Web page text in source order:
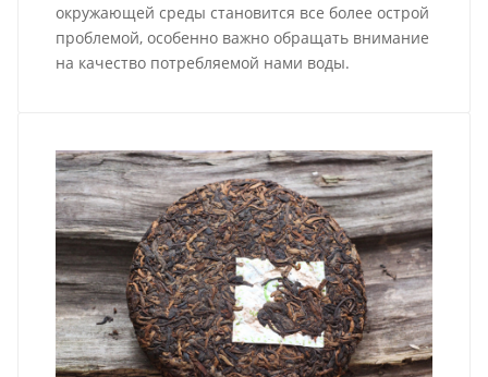
окружающей среды становится все более острой
проблемой, особенно важно обращать внимание
на качество потребляемой нами воды.